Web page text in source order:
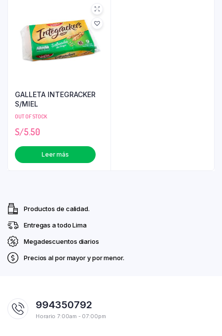
GALLETA INTEGRACKER
S/MIEL
OUT OF STOCK
S/5.50
Leer más
Productos de calidad.
Entregas a todo Lima
Megadescuentos diarios
Precios al por mayor y por menor.
994350792
Horario 7:00am - 07:00pm